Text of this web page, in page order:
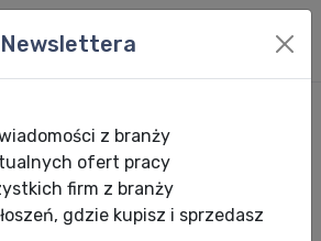
z branży
ofert pracy
firm z branży
gdzie kupisz i sprzedasz